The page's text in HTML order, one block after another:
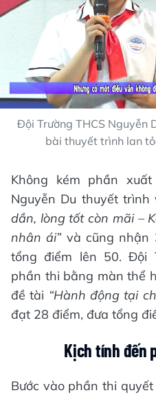
Đội Trường THCS Nguyễn
bài thuyết trình lan
Không kém phần
Nguyễn Du thuyết trình
dần, lòng tốt còn mãi –
nhân ái”và cũng nhận
tổng điểm lên 50. Đội
phần thi bằng màn thể
đề tài “Hành động tại
đạt 28 điểm, đưa tổng
Kịch tính đến
Bước vào phần thi